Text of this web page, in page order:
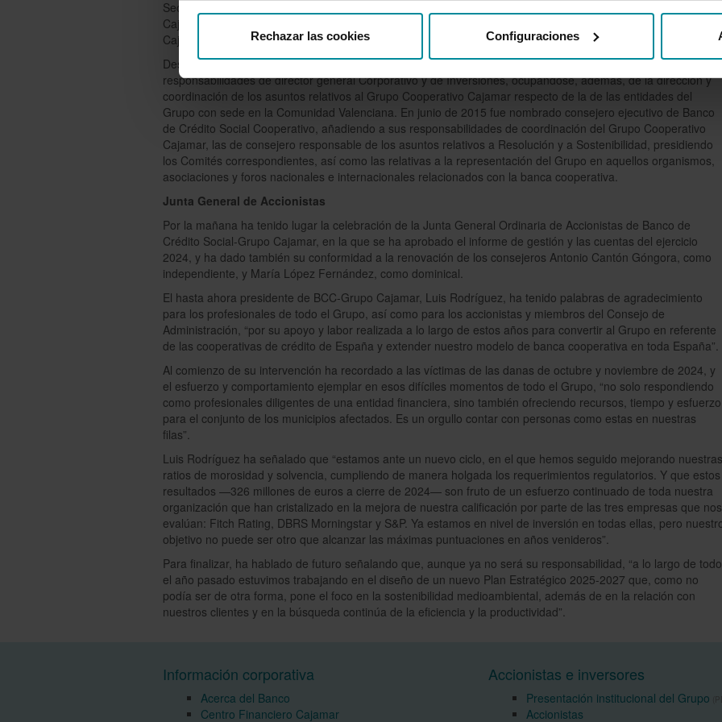
Rechazar las cookies Configuraciones
Secretaría General Técnica. En 1990 fue nombrado subdirector general y en 1994 director general de
CajaCampo, responsabilidad que ejerció durante 17 años, hasta que en 2011 se produce la fusión con
Cajamar.
Desde el año 2011, en Cajamar Caja Rural y en 2015 en Banco de Crédito Social Cooperativo ha ejercido las
responsabilidades de director general Corporativo y de Inversiones, ocupándose, además, de la dirección y
coordinación de los asuntos relativos al Grupo Cooperativo Cajamar respecto de la de las entidades del
Grupo con sede en la Comunidad Valenciana. En junio de 2015 fue nombrado consejero ejecutivo de Banco
de Crédito Social Cooperativo, añadiendo a sus responsabilidades de coordinación del Grupo Cooperativo
Cajamar, las de consejero responsable de los asuntos relativos a Resolución y a Sostenibilidad, presidiendo
los Comités correspondientes, así como las relativas a la representación del Grupo en aquellos organismos,
asociaciones y foros nacionales e internacionales relacionados con la banca cooperativa.
Junta General de Accionistas
Por la mañana ha tenido lugar la celebración de la Junta General Ordinaria de Accionistas de Banco de
Crédito Social-Grupo Cajamar, en la que se ha aprobado el informe de gestión y las cuentas del ejercicio
2024, y ha dado también su conformidad a la renovación de los consejeros Antonio Cantón Góngora, como
independiente, y María López Fernández, como dominical.
El hasta ahora presidente de BCC-Grupo Cajamar, Luis Rodríguez, ha tenido palabras de agradecimiento
para los profesionales de todo el Grupo, así como para los accionistas y miembros del Consejo de
Administración, “por su apoyo y labor realizada a lo largo de estos años para convertir al Grupo en referente
de las cooperativas de crédito de España y extender nuestro modelo de banca cooperativa en toda España”.
Al comienzo de su intervención ha recordado a las víctimas de las danas de octubre y noviembre de 2024, y
el esfuerzo y comportamiento ejemplar en esos difíciles momentos de todo el Grupo, “no solo respondiendo
como profesionales diligentes de una entidad financiera, sino también ofreciendo recursos, tiempo y esfuerzo
para el conjunto de los municipios afectados. Es un orgullo contar con personas como estas en nuestras
filas”.
Luis Rodríguez ha señalado que “estamos ante un nuevo ciclo, en el que hemos seguido mejorando nuestras
ratios de morosidad y solvencia, cumpliendo de manera holgada los requerimientos regulatorios. Y que estos
resultados —326 millones de euros a cierre de 2024— son fruto de un esfuerzo continuado de toda nuestra
organización que han cristalizado en la mejora de nuestra calificación por parte de las tres empresas que nos
evalúan: Fitch Rating, DBRS Morningstar y S&P. Ya estamos en nivel de inversión en todas ellas, pero
objetivo no puede ser otro que alcanzar las máximas puntuaciones en años venideros”.
Para finalizar, ha hablado de futuro señalando que, aunque ya no será su responsabilidad, “a lo largo de todo
el año pasado estuvimos trabajando en el diseño de un nuevo Plan Estratégico 2025-2027 que, como no
podía ser de otra forma, pone el foco en la sostenibilidad medioambiental, además de en la relación con
nuestros clientes y en la búsqueda continúa de la eficiencia y la productividad”.
Información corporativa
Acerca del Banco
Centro Financiero Cajamar
Accionistas e inversores
Presentación institucional del Grupo
Accionistas